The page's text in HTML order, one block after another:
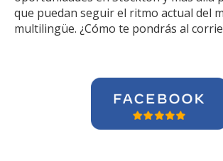
que puedan seguir el ritmo actual del
multilingüe. ¿Cómo te pondrás al